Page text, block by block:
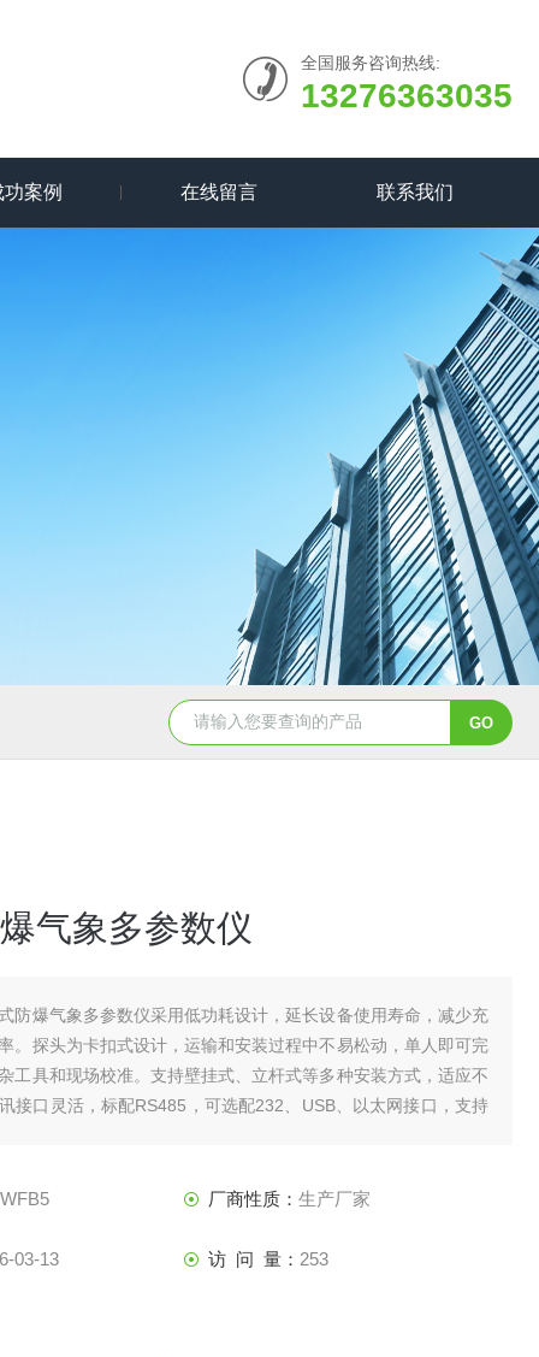
全国服务咨询热线:
13276363035
功案例 在线留言 联系我们
TH-LD1雷电预警监测站 TH-GS6管式土
气象多参数仪
防爆气象多参数仪采用低功耗设计，延长设备使用寿命，减少充
。探头为卡扣式设计，运输和安装过程中不易松动，单人即可完
工具和现场校准。支持壁挂式、立杆式等多种安装方式，适应不
接口灵活，标配RS485，可选配232、USB、以太网接口，支持
厂商性质： 生产厂家
03-13 访 问 量： 253